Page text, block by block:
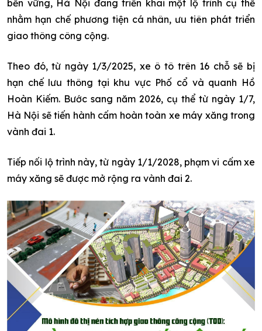
bền vững, Hà Nội đang triển khai một lộ trình cụ thể
nhằm hạn chế phương tiện cá nhân, ưu tiên phát triển
giao thông công cộng.
Theo đó, từ ngày 1/3/2025, xe ô tô trên 16 chỗ sẽ bị
hạn chế lưu thông tại khu vực Phố cổ và quanh Hồ
Hoàn Kiếm. Bước sang năm 2026, cụ thể từ ngày 1/7,
Hà Nội sẽ tiến hành cấm hoàn toàn xe máy xăng trong
vành đai 1.
Tiếp nối lộ trình này, từ ngày 1/1/2028, phạm vi cấm xe
máy xăng sẽ được mở rộng ra vành đai 2.